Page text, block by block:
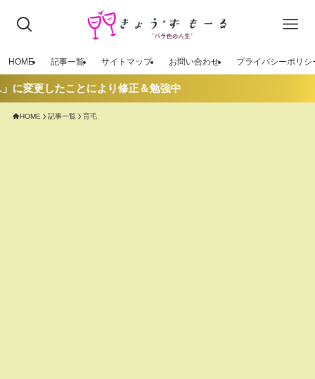
HOME 記事一覧 サイトマップ お問い合わせ プライバシーポリシ
変更したことにより修正＆勉強中
HOME 記事一覧 育毛